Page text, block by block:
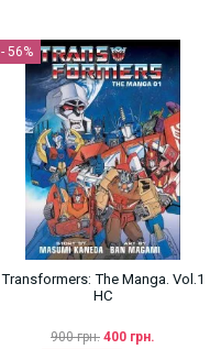
- 56%
Transformers: The Manga. Vol.1
HC
900 грн. 400 грн.